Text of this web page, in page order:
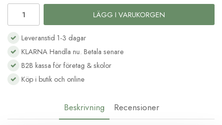
LÄGG I VARUKORGEN
Leveranstid 1-3 dagar
KLARNA Handla nu. Betala senare
B2B kassa för företag & skolor
Köp i butik och online
Beskrivning Recensioner